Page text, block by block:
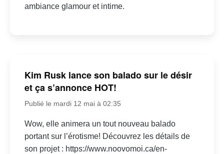
ambiance glamour et intime.
Kim Rusk lance son balado sur le désir
et ça s’annonce HOT!
Publié le mardi 12 mai à 02:35
Wow, elle animera un tout nouveau balado
portant sur l’érotisme! Découvrez les détails de
son projet : https://www.noovomoi.ca/en-